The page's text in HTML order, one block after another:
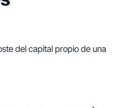
del capital propio de una